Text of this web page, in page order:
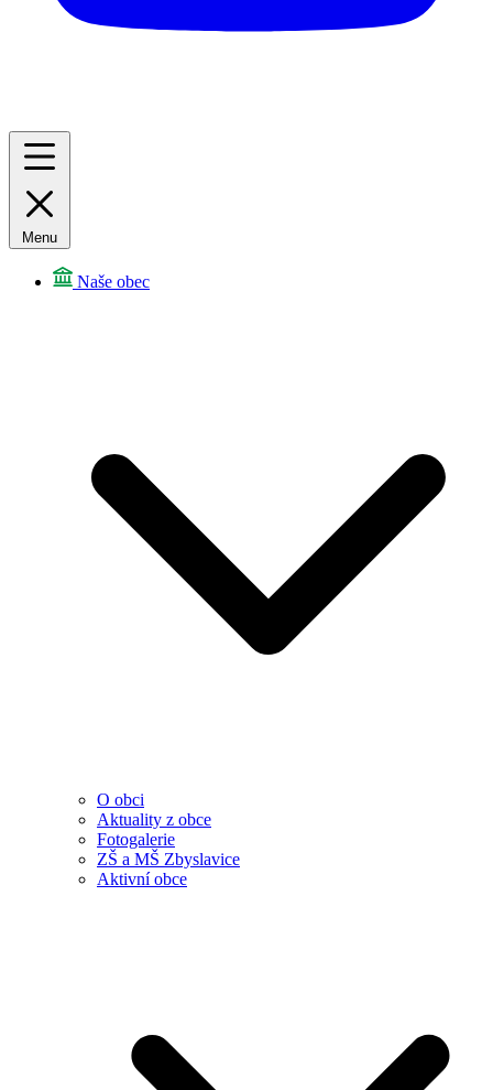
Menu
Naše obec
O obci
Aktuality z obce
Fotogalerie
ZŠ a MŠ Zbyslavice
Aktivní obce